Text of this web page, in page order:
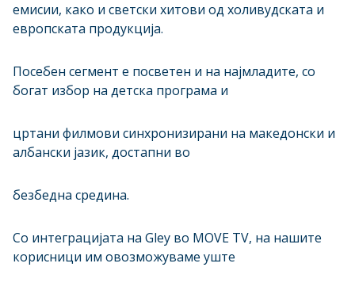
емисии, како и светски хитови од холивудската и
европската продукција.
Посебен сегмент е посветен и на најмладите, со
богат избор на детска програма и
цртани филмови синхронизирани на македонски и
албански јазик, достапни во
безбедна средина.
Со интеграцијата на Gley во MOVE TV, на нашите
корисници им овозможуваме уште